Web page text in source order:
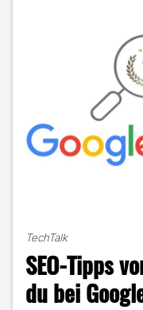
TechTalk
SEO-Tipps
du bei